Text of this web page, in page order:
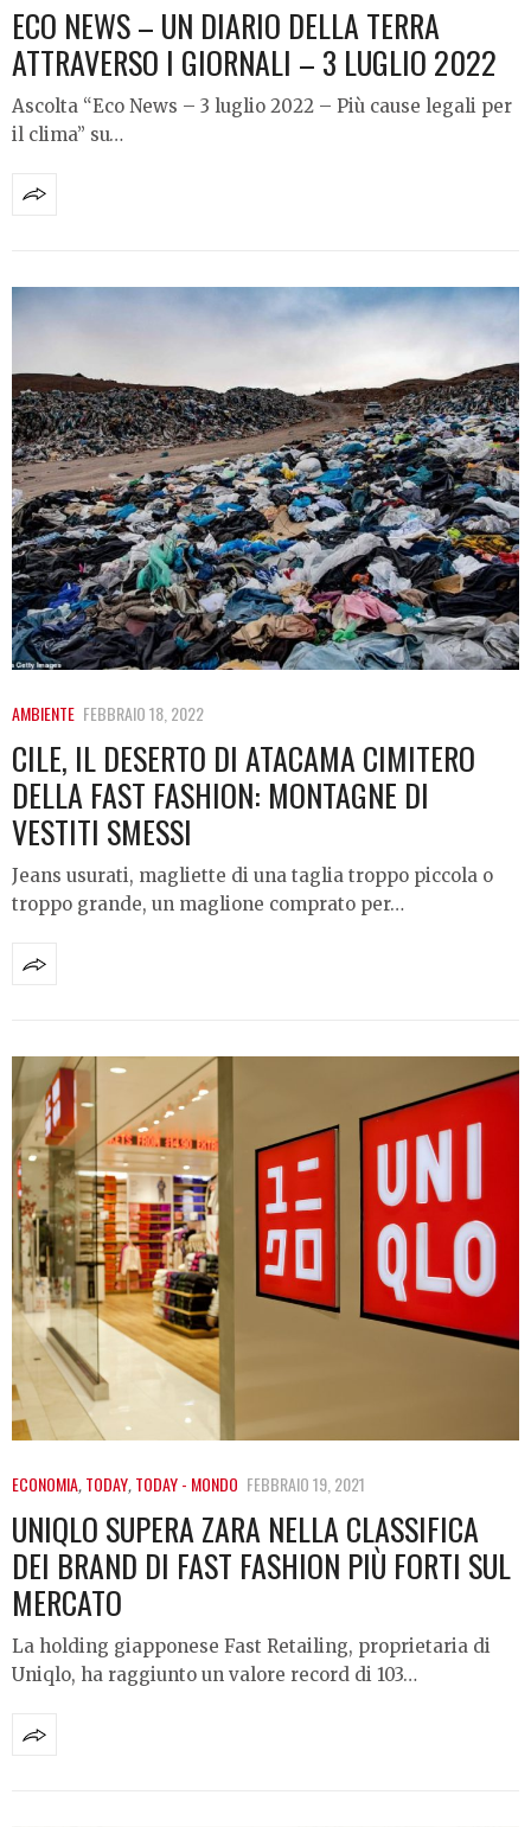
ECO NEWS – UN DIARIO DELLA TERRA
ATTRAVERSO I GIORNALI – 3 LUGLIO 2022
Ascolta “Eco News – 3 luglio 2022 – Più cause legali per
il clima” su…
AMBIENTE FEBBRAIO 18, 2022
CILE, IL DESERTO DI ATACAMA CIMITERO
DELLA FAST FASHION: MONTAGNE DI
VESTITI SMESSI
Jeans usurati, magliette di una taglia troppo piccola o
troppo grande, un maglione comprato per…
ECONOMIA,TODAY,TODAY - MONDO FEBBRAIO 19, 2021
UNIQLO SUPERA ZARA NELLA CLASSIFICA
DEI BRAND DI FAST FASHION PIÙ FORTI SUL
MERCATO
La holding giapponese Fast Retailing, proprietaria di
Uniqlo, ha raggiunto un valore record di 103…